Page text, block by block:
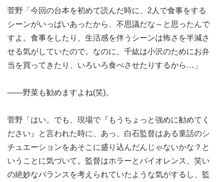
菅野「今回の台本を初めて読んだ時に、2人で食事をする
シーンがいっぱいあったから、不思議だな～と思ったんで
すよ。食事をしたり、生活感を伴うシーンは怖さを半減さ
せる気がしていたので。なのに、千紘は小沢のためにお弁
当を買ってきたり、いろいろ食べさせたりするから…」
――野菜も勧めますよね(笑)。
菅野「はい。でも、現場で『もうちょっと強めに勧めてく
ださい』と言われた時に、あっ、白石監督はある童話のシ
チュエーションをあそこに盛り込んだんじゃないかな？と
いうことに気づいて。監督はホラーとバイオレンス、笑い
の絶妙なバランスを考えられていたような気がするし、監